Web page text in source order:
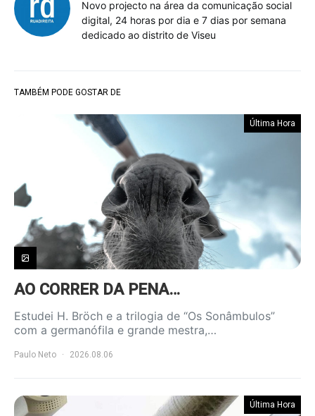
Novo projecto na área da comunicação social
digital, 24 horas por dia e 7 dias por semana
dedicado ao distrito de Viseu
TAMBÉM PODE GOSTAR DE
Última Hora
AO CORRER DA PENA…
Estudei H. Bröch e a trilogia de “Os Sonâmbulos”
com a germanófila e grande mestra,…
Paulo Neto 2026.08.06
Última Hora